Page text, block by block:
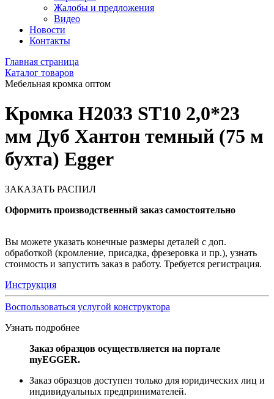
Жалобы и предложения
Видео
Новости
Контакты
Главная страница
Каталог товаров
Мебельная кромка оптом
Кромка H2033 ST10 2,0*23
мм Дуб Хантон темный (75 м
бухта) Egger
ЗАКАЗАТЬ РАСПИЛ
Оформить производственный заказ самостоятельно
Вы можете указать конечные размеры деталей с доп.
обработкой (кромление, присадка, фрезеровка и пр.), узнать
стоимость и запустить заказ в работу. Требуется регистрация.
Инструкция
Воспользоваться услугой конструктора
Узнать подробнее
Заказ образцов осуществляется на портале
myEGGER.
Заказ образцов доступен только для юридических лиц и
индивидуальных предпринимателей.